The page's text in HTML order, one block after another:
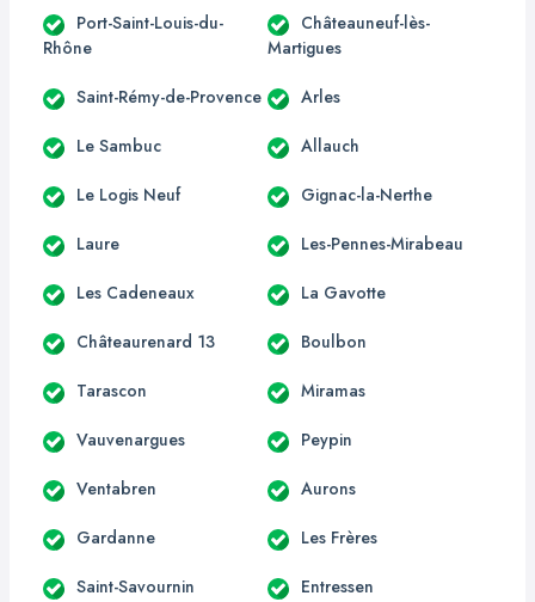
Port-Saint-Louis-du-
Rhône
Châteauneuf-lès-
Martigues
Saint-Rémy-de-Provence Arles
Le Sambuc Allauch
Le Logis Neuf Gignac-la-Nerthe
Laure Les-Pennes-Mirabeau
Les Cadeneaux La Gavotte
Châteaurenard 13 Boulbon
Tarascon Miramas
Vauvenargues Peypin
Ventabren Aurons
Gardanne Les Frères
Saint-Savournin Entressen